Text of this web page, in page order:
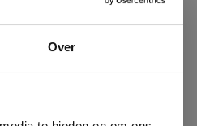
Over
de
advies.
×
van